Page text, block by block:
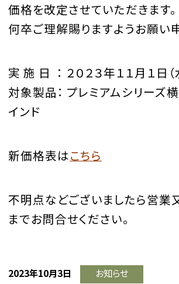
価格を改定させていただきます。
何卒ご理解賜りますようお願い
実 施 日 ： ２０２３年１１月１日
対象製品： プレミアムシリーズ
インド
新価格表はこちら
不明点などございましたら営業
までお問合せください。
2023年10月3日 お知らせ